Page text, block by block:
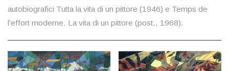
autobiografici Tutta la vita di un pittore (1946) e Temps de
l’effort moderne. La vita di un pittore (post., 1968).